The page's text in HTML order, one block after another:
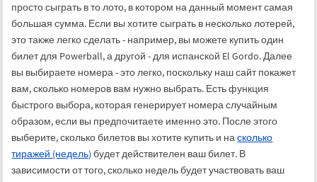
просто сыграть в то лото, в котором на данный момент самая
большая сумма. Если вы хотите сыграть в несколько лотерей,
это также легко сделать - например, вы можете купить один
билет для Powerball, а другой - для испанской El Gordo. Далее
вы выбираете номера - это легко, поскольку наш сайт покажет
вам, сколько номеров вам нужно выбрать. Есть функция
быстрого выбора, которая генерирует номера случайным
образом, если вы предпочитаете именно это. После этого
выберите, сколько билетов вы хотите купить и насколько
тиражей (недель) будет действителен ваш билет. В
зависимости от того, сколько недель будет участвовать ваш